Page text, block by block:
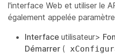
l'interface Web et utiliser le
également appelée
Interface utilisateur>
Démarrer (